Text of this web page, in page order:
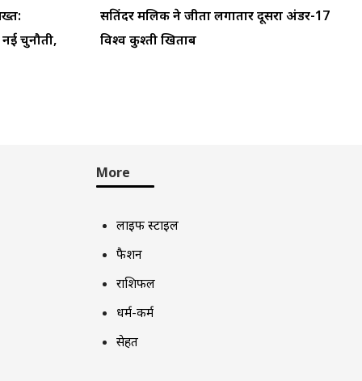
चुनौती,
सतिंदर मलिक ने जीता लगातार दूसरा अंडर-17
विश्व कुश्ती खिताब
More
लाइफ स्टाइल
फैशन
राशिफल
धर्म-कर्म
सेहत